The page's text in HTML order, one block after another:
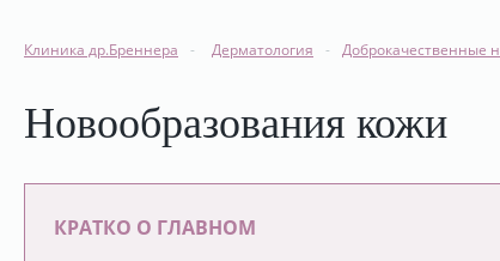
Клиника др.Бреннера Дерматология Доброкачественные
Новообразования кожи
КРАТКО О ГЛАВНОМ